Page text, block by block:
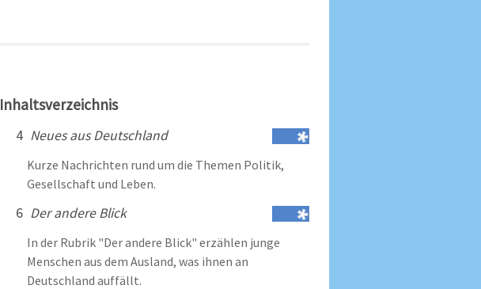
Inhaltsverzeichnis
4 Neues aus Deutschland
Kurze Nachrichten rund um die Themen Politik,
Gesellschaft und Leben.
6 Der andere Blick
In der Rubrik "Der andere Blick" erzählen junge
Menschen aus dem Ausland, was ihnen an
Deutschland auffällt.